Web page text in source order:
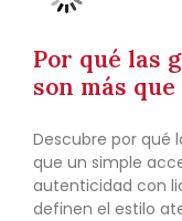
Por qué las
son más
Descubre por qué
que un simple
autenticidad con
definen el estilo